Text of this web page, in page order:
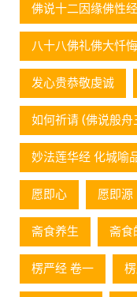
佛说十二因缘佛性经
八十八佛礼佛大忏
发心贵恭敬虔诚
如何祈请 (佛说般舟
妙法莲华经 化城喻
愿即心 愿即源
斋食养生 斋食
楞严经 卷一